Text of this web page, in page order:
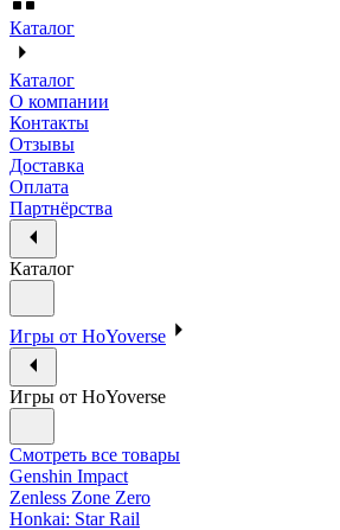
Каталог
Каталог
О компании
Контакты
Отзывы
Доставка
Оплата
Партнёрства
Каталог
Игры от HoYoverse
Игры от HoYoverse
Смотреть все товары
Genshin Impact
Zenless Zone Zero
Honkai: Star Rail